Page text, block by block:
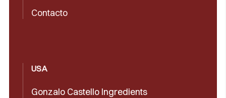
Contacto
USA
Gonzalo Castello Ingredients